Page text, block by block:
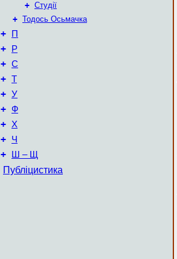
+ Студії
+ Тодось Осьмачка
+ П
+ Р
+ С
+ Т
+ У
+ Ф
+ Х
+ Ч
+ Ш – Щ
Публіцистика